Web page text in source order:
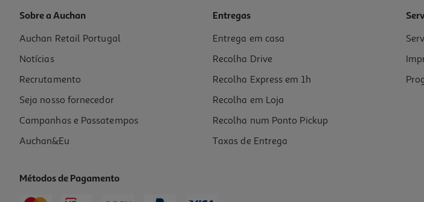
Refrigerante C/gás Auchan Cola 2l
0.6 €/Lt
1,19 €
+0,10 € Depósito
Sobre a Auchan
Auchan Retail Portugal
Notícias
Recrutamento
Seja nosso fornecedor
Campanhas e Passatempos
Auchan&Eu
Entregas
Entrega em casa
Recolha Drive
Recolha Express em 1h
Recolha em Loja
Recolha num Ponto Pickup
Taxas de Entrega
Métodos de Pagamento